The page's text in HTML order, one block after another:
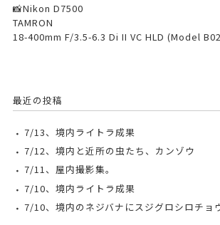
📸Nikon D7500
TAMRON
18-400mm F/3.5-6.3 Di II VC HLD (Model
最近の投稿
7/13、境内ライトラ成果
7/12、境内と近所の虫たち、カンゾウ
7/11、屋内撮影集。
7/10、境内ライトラ成果
7/10、境内のネジバナにスジグロシロチョ